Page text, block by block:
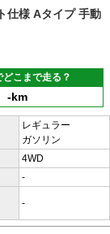
仕様 Aタイプ 手動
どこまで走る？
-km
レギュラー
ガソリン
4WD
-
-